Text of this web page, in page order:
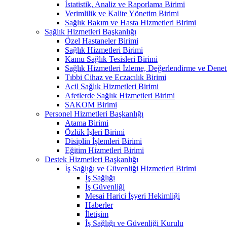
İstatistik, Analiz ve Raporlama Birimi
Verimlilik ve Kalite Yönetim Birimi
Sağlık Bakım ve Hasta Hizmetleri Birimi
Sağlık Hizmetleri Başkanlığı
Özel Hastaneler Birimi
Sağlık Hizmetleri Birimi
Kamu Sağlık Tesisleri Birimi
Sağlık Hizmetleri İzleme, Değerlendirme ve
Tıbbi Cihaz ve Eczacılık Birimi
Acil Sağlık Hizmetleri Birimi
Afetlerde Sağlık Hizmetleri Birimi
SAKOM Birimi
Personel Hizmetleri Başkanlığı
Atama Birimi
Özlük İşleri Birimi
Disiplin İşlemleri Birimi
Eğitim Hizmetleri Birimi
Destek Hizmetleri Başkanlığı
İş Sağlığı ve Güvenliği Hizmetleri Birimi
İş Sağlığı
İş Güvenliği
Mesai Harici İşyeri Hekimliği
Haberler
İletişim
İş Sağlığı ve Güvenliği Kurulu